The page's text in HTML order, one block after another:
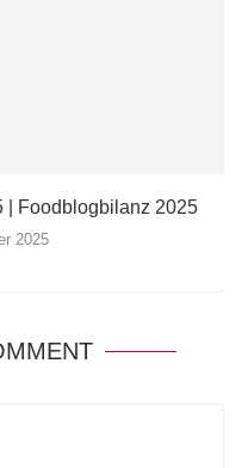
| Foodblogbilanz 2025
2025